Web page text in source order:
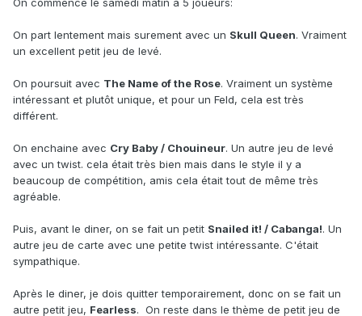
On part lentement mais surement avec un Skull Queen. Vraiment
un excellent petit jeu de levé.
On poursuit avec The Name of the Rose. Vraiment un système
intéressant et plutôt unique, et pour un Feld, cela est très
différent.
On enchaine avec Cry Baby / Chouineur. Un autre jeu de levé
avec un twist. cela était très bien mais dans le style il y a
beaucoup de compétition, amis cela était tout de même très
agréable.
Puis, avant le diner, on se fait un petit Snailed it! / Cabanga!. Un
autre jeu de carte avec une petite twist intéressante. C'était
sympathique.
Après le diner, je dois quitter temporairement, donc on se fait un
autre petit jeu, Fearless. On reste dans le thème de petit jeu de